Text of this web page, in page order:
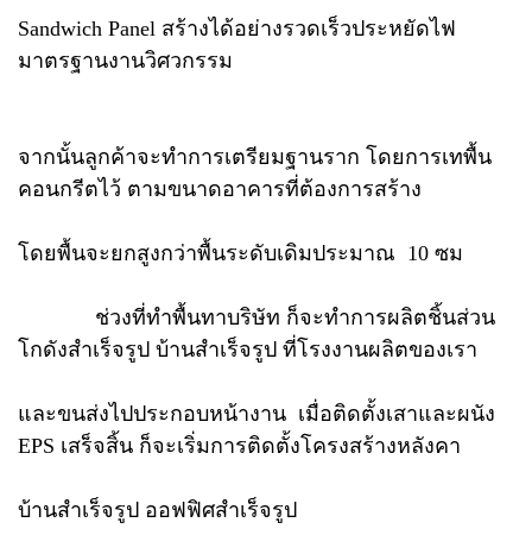
Sandwich Panel สร้างได้อย่างรวดเร็วประหยัดไฟ
มาตรฐานงานวิศวกรรม
จากนั้นลูกค้าจะทำการเตรียมฐานราก โดยการเทพื้น
คอนกรีตไว้ ตามขนาดอาคารที่ต้องการสร้าง
โดยพื้นจะยกสูงกว่าพื้นระดับเดิมประมาณ 10 ซม
ช่วงที่ทำพื้นทาบริษัท ก็จะทำการผลิตชิ้นส่วน
โกดังสำเร็จรูป บ้านสำเร็จรูป ที่โรงงานผลิตของเรา
และขนส่งไปประกอบหน้างาน เมื่อติดตั้งเสาและผนัง
EPS เสร็จสิ้น ก็จะเริ่มการติดตั้งโครงสร้างหลังคา
บ้านสำเร็จรูป ออฟฟิศสำเร็จรูป